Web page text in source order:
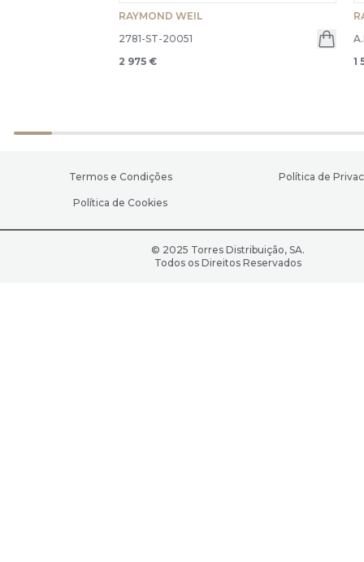
RAYMOND WEIL
2781-ST-20051
2 975 €
1
Termos e Condições Política de
Política de Cookies
© 2025 Torres Distribuição, SA.
Todos os Direitos Reservados